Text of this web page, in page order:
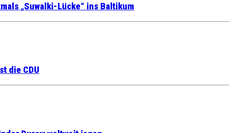
„Suwalki-Lücke“ ins Baltikum
die CDU